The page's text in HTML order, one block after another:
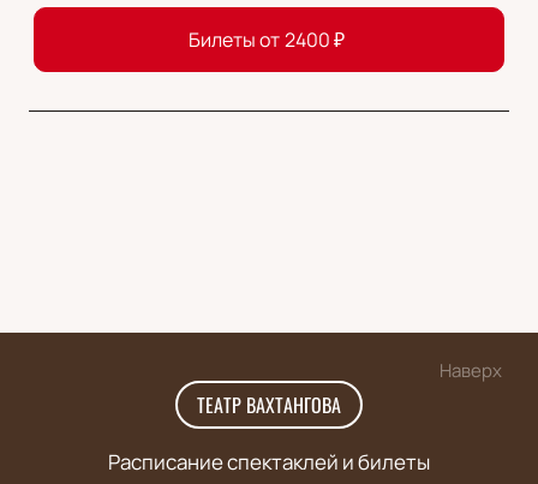
Билеты от2400₽
Наверх
ТЕАТР ВАХТАНГОВА
Расписание спектаклей и билеты